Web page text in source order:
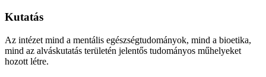
Kutatás
Az intézet mind a mentális egészségtudományok, mind a bioetika,
mind az alváskutatás területén jelentős tudományos műhelyeket
hozott létre.